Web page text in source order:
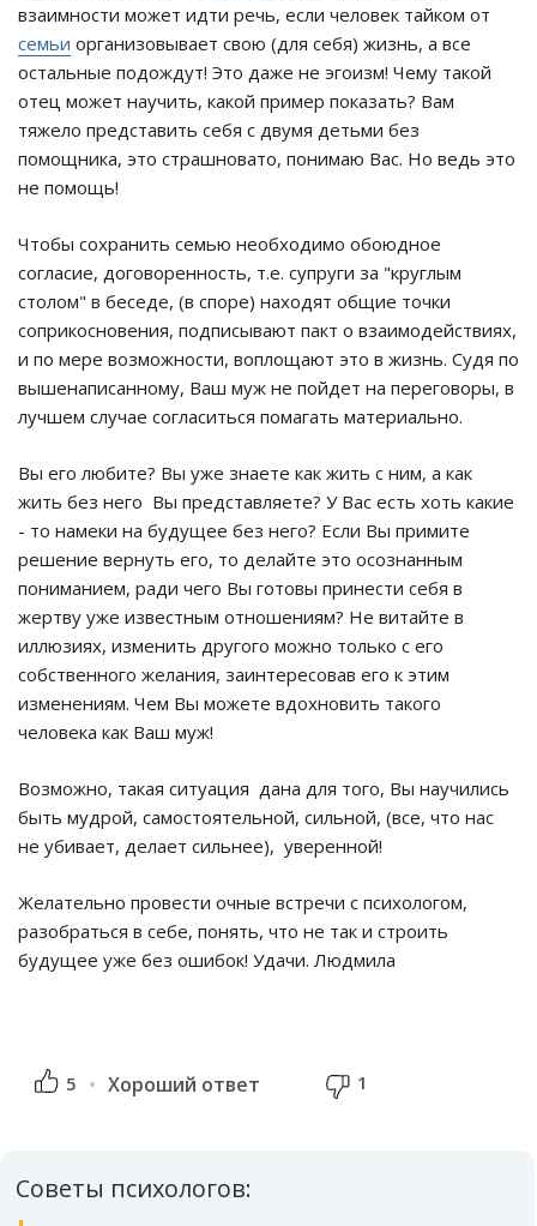
взаимности может идти речь, если человек тайком от
семьи организовывает свою (для себя) жизнь, а все
остальные подождут! Это даже не эгоизм! Чему такой
отец может научить, какой пример показать? Вам
тяжело представить себя с двумя детьми без
помощника, это страшновато, понимаю Вас. Но ведь это
не помощь!
Чтобы сохранить семью необходимо обоюдное
согласие, договоренность, т.е. супруги за "круглым
столом" в беседе, (в споре) находят общие точки
соприкосновения, подписывают пакт о взаимодействиях,
и по мере возможности, воплощают это в жизнь. Судя по
вышенаписанному, Ваш муж не пойдет на переговоры, в
лучшем случае согласиться помагать материально.
Вы его любите? Вы уже знаете как жить с ним, а как
жить без него Вы представляете? У Вас есть хоть какие
- то намеки на будущее без него? Если Вы примите
решение вернуть его, то делайте это осознанным
пониманием, ради чего Вы готовы принести себя в
жертву уже известным отношениям? Не витайте в
иллюзиях, изменить другого можно только с его
собственного желания, заинтересовав его к этим
изменениям. Чем Вы можете вдохновить такого
человека как Ваш муж!
Возможно, такая ситуация дана для того, Вы научились
быть мудрой, самостоятельной, сильной, (все, что нас
не убивает, делает сильнее), уверенной!
Желательно провести очные встречи с психологом,
разобраться в себе, понять, что не так и строить
будущее уже без ошибок! Удачи. Людмила
5 Хороший ответ 1
Советы психологов: